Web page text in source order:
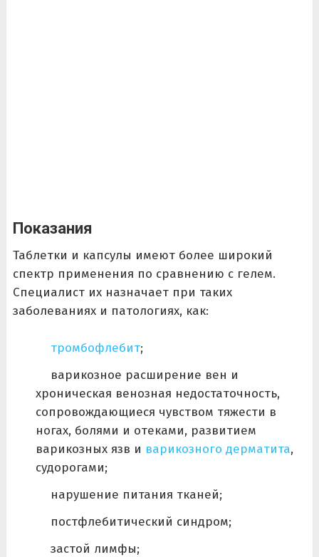
Показания
Таблетки и капсулы имеют более широкий
спектр применения по сравнению с гелем.
Специалист их назначает при таких
заболеваниях и патологиях, как:
тромбофлебит;
варикозное расширение вен и
хроническая венозная недостаточность,
сопровождающиеся чувством тяжести в
ногах, болями и отеками, развитием
варикозных язв и варикозного дерматита,
судорогами;
нарушение питания тканей;
постфлебитический синдром;
застой лимфы;